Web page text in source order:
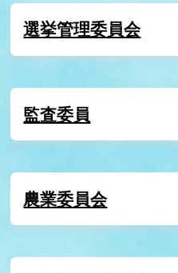
選挙管理委員会
監査委員
農業委員会